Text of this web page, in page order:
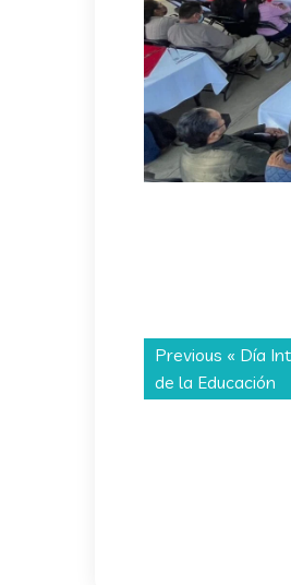
Previous « Día
de la Educación